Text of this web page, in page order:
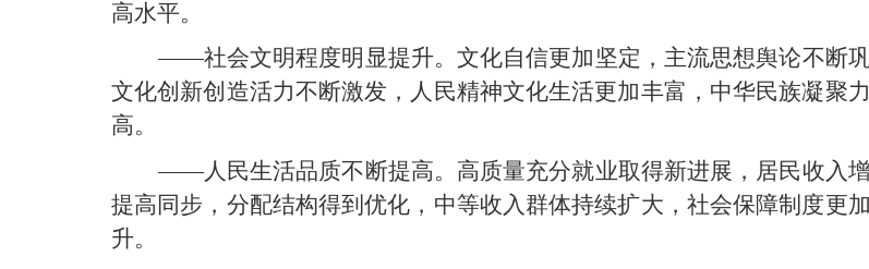
高水平。
——社会文明程度明显提升。文化自信更加坚定，主流思想舆论不断
文化创新创造活力不断激发，人民精神文化生活更加丰富，中华民族凝聚
高。
——人民生活品质不断提高。高质量充分就业取得新进展，居民收入
提高同步，分配结构得到优化，中等收入群体持续扩大，社会保障制度更
升。